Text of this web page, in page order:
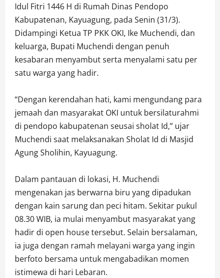
Idul Fitri 1446 H di Rumah Dinas Pendopo
Kabupatenan, Kayuagung, pada Senin (31/3).
Didampingi Ketua TP PKK OKI, Ike Muchendi, dan
keluarga, Bupati Muchendi dengan penuh
kesabaran menyambut serta menyalami satu per
satu warga yang hadir.
“Dengan kerendahan hati, kami mengundang para
jemaah dan masyarakat OKI untuk bersilaturahmi
di pendopo kabupatenan seusai sholat Id,” ujar
Muchendi saat melaksanakan Sholat Id di Masjid
Agung Sholihin, Kayuagung.
Dalam pantauan di lokasi, H. Muchendi
mengenakan jas berwarna biru yang dipadukan
dengan kain sarung dan peci hitam. Sekitar pukul
08.30 WIB, ia mulai menyambut masyarakat yang
hadir di open house tersebut. Selain bersalaman,
ia juga dengan ramah melayani warga yang ingin
berfoto bersama untuk mengabadikan momen
istimewa di hari Lebaran.